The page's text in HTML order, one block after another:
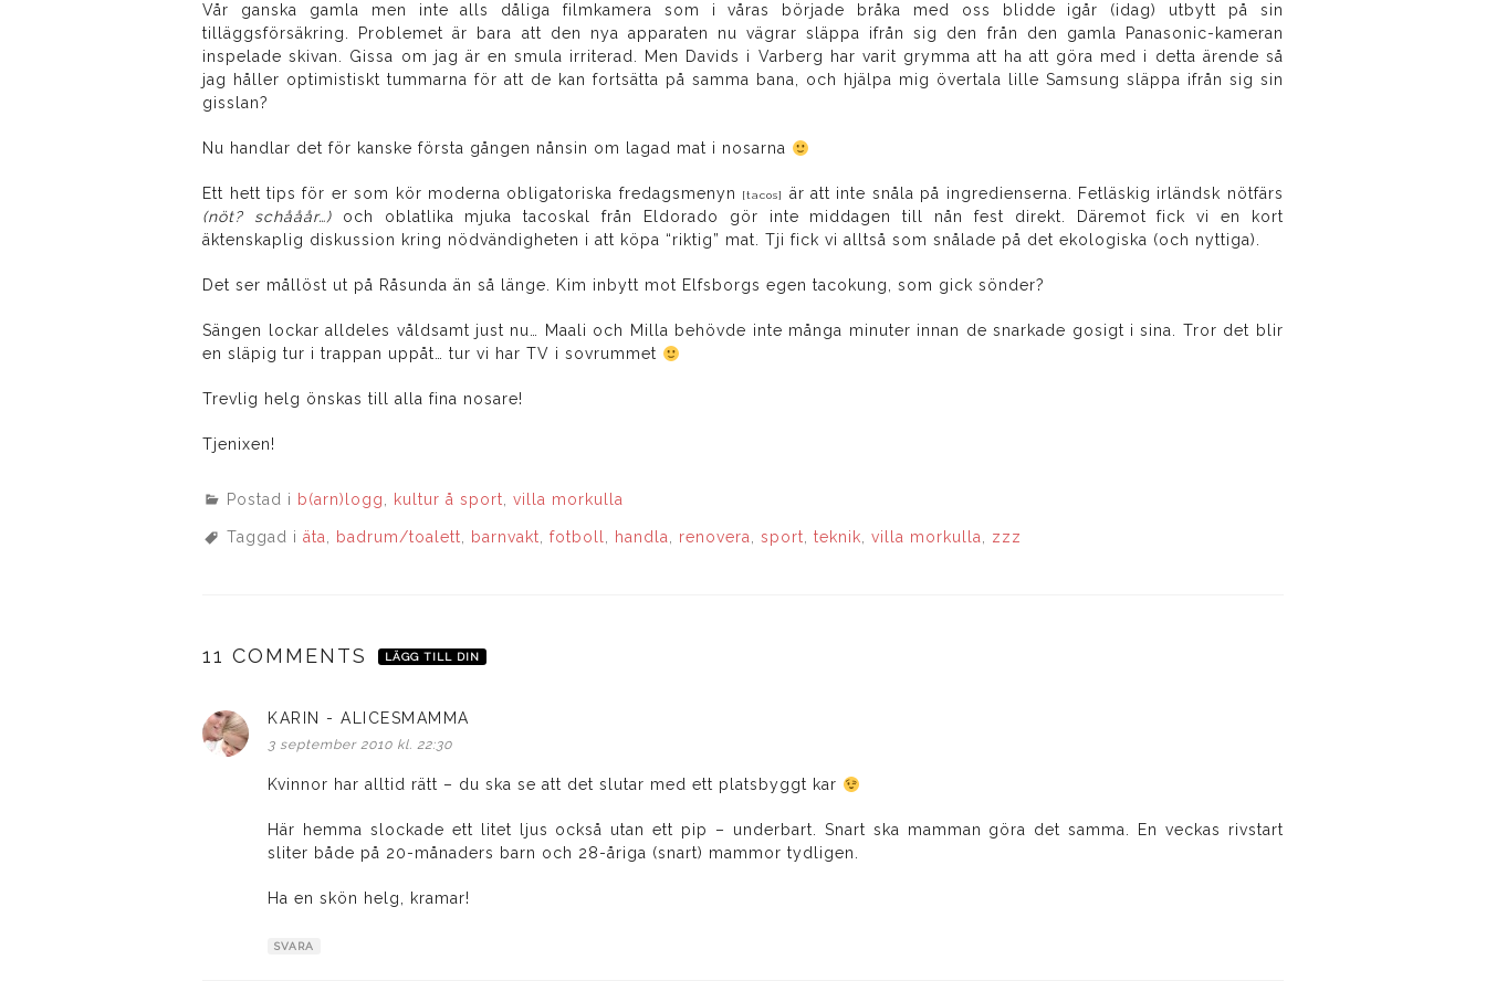
Vår ganska gamla men inte alls dåliga filmkamera som i våras började bråka med oss blidde igår (idag) utbytt på sin
tilläggsförsäkring. Problemet är bara att den nya apparaten nu vägrar släppa ifrån sig den från den gamla Panasonic-kameran
inspelade skivan. Gissa om jag är en smula irriterad. Men Davids i Varberg har varit grymma att ha att göra med i detta ärende så
jag håller optimistiskt tummarna för att de kan fortsätta på samma bana, och hjälpa mig övertala lille Samsung släppa ifrån sig sin
gisslan?
Nu handlar det för kanske första gången nånsin om lagad mat i nosarna
Ett hett tips för er som kör moderna obligatoriska fredagsmenyn [tacos]
är att inte snåla på ingredienserna. Fetläskig irländsk nötfärs
(nöt? schååår…) och oblatlika mjuka tacoskal från Eldorado gör inte middagen till nån fest direkt. Däremot fick vi en kort
äktenskaplig diskussion kring nödvändigheten i att köpa “riktig” mat. Tji fick vi alltså som snålade på det ekologiska (och nyttiga).
Det ser mållöst ut på Råsunda än så länge. Kim inbytt mot Elfsborgs egen tacokung, som gick sönder?
Sängen lockar alldeles våldsamt just nu… Maali och Milla behövde inte många minuter innan de snarkade gosigt i sina. Tror det blir
en släpig tur i trappan uppåt… tur vi har TV i sovrummet
Trevlig helg önskas till alla fina nosare!
Tjenixen!
Postad i b(arn)logg, kultur å sport,villa morkulla
Taggad iäta, badrum/toalett, barnvakt,fotboll, handla, renovera,sport,teknik,villa morkulla, zzz
11 COMMENTS LÄGG TILL DIN
KARIN - ALICESMAMMA
3 september 2010 kl. 22:30
Kvinnor har alltid rätt – du ska se att det slutar med ett platsbyggt kar
Här hemma slockade ett litet ljus också utan ett pip – underbart. Snart ska mamman göra det samma. En veckas rivstart
sliter både på 20-månaders barn och 28-åriga (snart) mammor tydligen.
Ha en skön helg, kramar!
SVARA